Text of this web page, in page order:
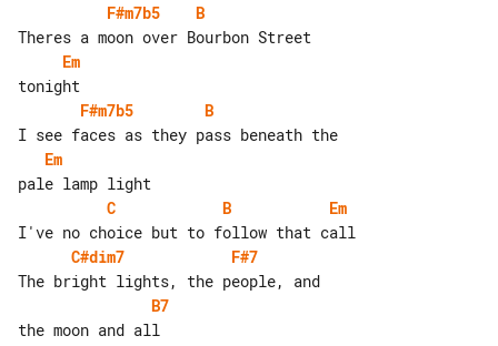
F#m7b5
B
Em
F#m7b5
B
Em
C
B
Em
C#dim7
F#7
B7